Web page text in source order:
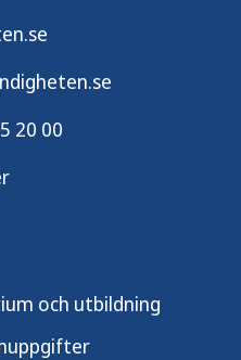
20 00
och utbildning